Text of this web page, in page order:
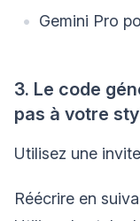
Gemini Pro
3. Le code
pas à votre
Utilisez une
Réécrire en